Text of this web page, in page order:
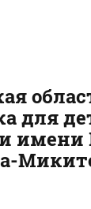
для
имени